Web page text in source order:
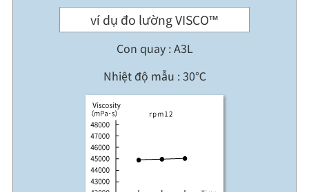
ví dụ đo lường VISCO™
Con quay : A3L
Nhiệt độ mẫu : 30℃